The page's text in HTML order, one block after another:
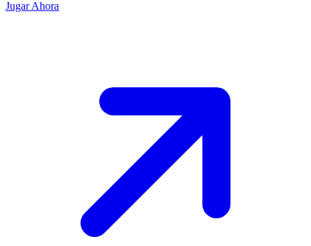
Jugar Ahora